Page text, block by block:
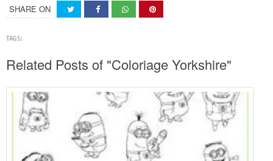
SHARE ON
TAGS:
Related Posts of "Coloriage Yorkshire"